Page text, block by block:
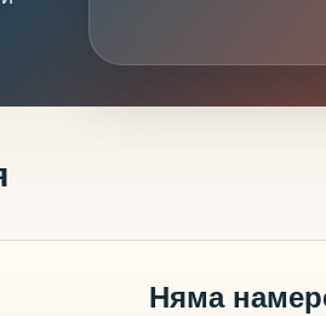
Няма